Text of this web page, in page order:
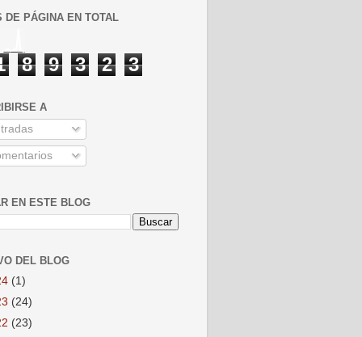
DE PÁGINA EN TOTAL
8 9 3 2 3
A
EN ESTE BLOG
DEL BLOG
(1)
(24)
(23)